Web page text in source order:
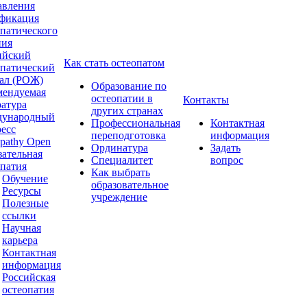
(РОЖ)
Open
Обучение
Ресурсы
Полезные
ссылки
Научная
карьера
Контактная
информация
Российская
остеопатия
Как стать остеопатом
Образование по
остеопатии в
других странах
Профессиональная
переподготовка
Ординатура
Специалитет
Как выбрать
образовательное
учреждение
Контакты
Контактная
информация
Задать
вопрос